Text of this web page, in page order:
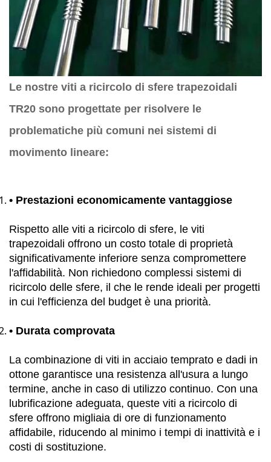
Le nostre viti a ricircolo di sfere trapezoidali
TR20 sono progettate per risolvere le
problematiche più comuni nei sistemi di
movimento lineare:
• Prestazioni economicamente vantaggiose
Rispetto alle viti a ricircolo di sfere, le viti
trapezoidali offrono un costo totale di proprietà
significativamente inferiore senza compromettere
l'affidabilità. Non richiedono complessi sistemi di
ricircolo delle sfere, il che le rende ideali per progetti
in cui l'efficienza del budget è una priorità.
• Durata comprovata
La combinazione di viti in acciaio temprato e dadi in
ottone garantisce una resistenza all'usura a lungo
termine, anche in caso di utilizzo continuo. Con una
lubrificazione adeguata, queste viti a ricircolo di
sfere offrono migliaia di ore di funzionamento
affidabile, riducendo al minimo i tempi di inattività e i
costi di sostituzione.